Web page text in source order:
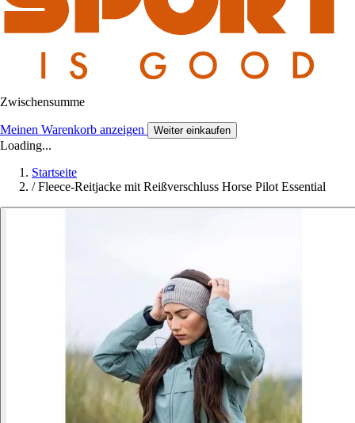
Zwischensumme
Meinen Warenkorb anzeigen Weiter einkaufen
Loading...
Startseite
/ Fleece-Reitjacke mit Reißverschluss Horse Pilot Essential